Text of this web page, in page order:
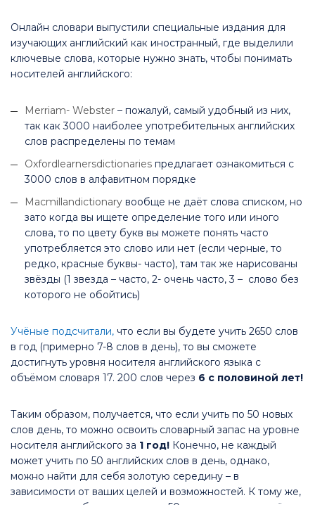
Онлайн словари выпустили специальные издания для
изучающих английский как иностранный, где выделили
ключевые слова, которые нужно знать, чтобы понимать
носителей английского:
Merriam- Webster – пожалуй, самый удобный из них,
так как 3000 наиболее употребительных английских
слов распределены по темам
Oxfordlearnersdictionaries предлагает ознакомиться с
3000 слов в алфавитном порядке
Macmillandictionary вообще не даёт слова списком, но
зато когда вы ищете определение того или иного
слова, то по цвету букв вы можете понять часто
употребляется это слово или нет (если черные, то
редко, красные буквы- часто), там так же нарисованы
звёзды (1 звезда – часто, 2- очень часто, 3 – слово без
которого не обойтись)
Учёные подсчитали, что если вы будете учить 2650 слов
в год (примерно 7-8 слов в день), то вы сможете
достигнуть уровня носителя английского языка с
объёмом словаря 17. 200 слов через 6 с половиной лет!
Таким образом, получается, что если учить по 50 новых
слов день, то можно освоить словарный запас на уровне
носителя английского за 1 год! Конечно, не каждый
может учить по 50 английских слов в день, однако,
можно найти для себя золотую середину – в
зависимости от ваших целей и возможностей. К тому же,